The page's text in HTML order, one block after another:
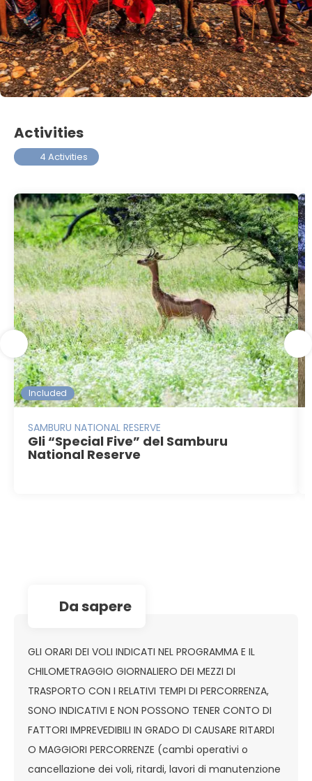
Activities
4 Activities
Included
SAMBURU NATIONAL RESERVE
Gli “Special Five” del Samburu
National Reserve
da sapere
GLI ORARI DEI VOLI INDICATI NEL PROGRAMMA E IL
CHILOMETRAGGIO GIORNALIERO DEI MEZZI DI
TRASPORTO CON I RELATIVI TEMPI DI PERCORRENZA,
SONO INDICATIVI E NON POSSONO TENER CONTO DI
FATTORI IMPREVEDIBILI IN GRADO DI CAUSARE RITARDI
O MAGGIORI PERCORRENZE (cambi operativi o
cancellazione dei voli, ritardi, lavori di manutenzione